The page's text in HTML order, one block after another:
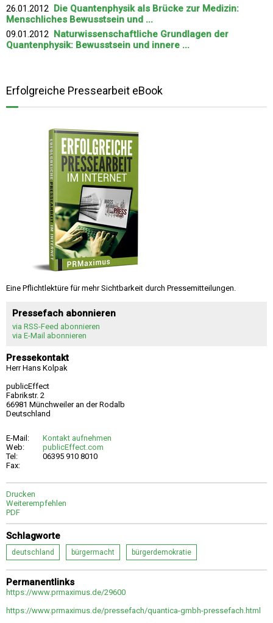
26.01.2012 Die Quantenphysik als Brücke zur Medizin:
Menschliches Bewusstsein und ...
09.01.2012 Naturwissenschaftliche Grundlagen der
Quantenphysik: Bewusstsein und innere ...
Erfolgreiche Pressearbeit eBook
Eine Pflichtlektüre für mehr Sichtbarkeit durch Pressemitteilungen.
Pressefach abonnieren
via RSS-Feed abonnieren
via E-Mail abonnieren
Pressekontakt
Herr Hans Kolpak
publicEffect
Fabrikstr. 2
66981 Münchweiler an der Rodalb
Deutschland
E-Mail:
Kontakt aufnehmen
Web:
publicEffect.com
Tel:
06395 910 8010
Fax:
Drucken
Weiterempfehlen
PDF
Schlagworte
deutschland bürgermacht bürgerdemokratie
Permanentlinks
https://www.prmaximus.de/29600
https://www.prmaximus.de/pressefach/quantica-gmbh-pressefach.html